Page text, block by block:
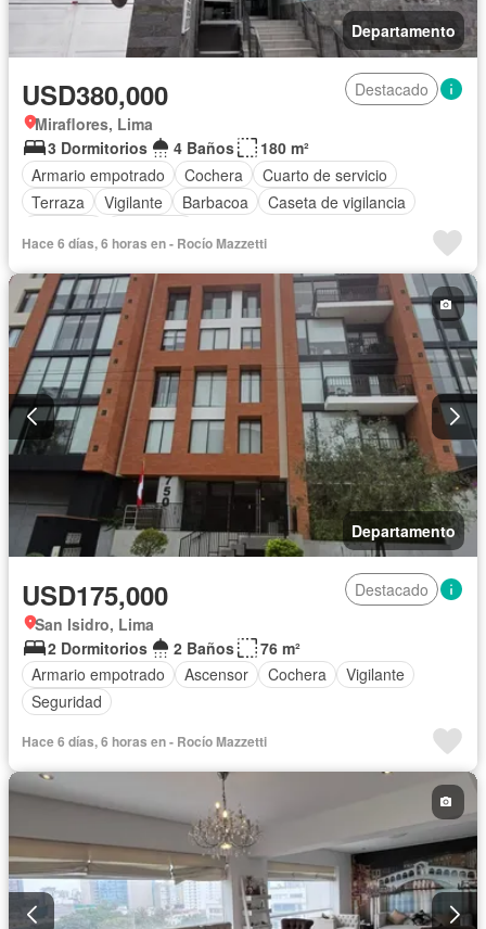
Departamento
USD380,000
Destacado
Miraflores, Lima
3 Dormitorios
4 Baños
180 m²
Armario empotrado
Cochera
Cuarto de servicio
Terraza
Vigilante Barbacoa
Caseta de vigilancia
Hace 6 días, 6 horas en - Rocío Mazzetti
Departamento
USD175,000
Destacado
San Isidro, Lima
2 Dormitorios
2 Baños
76 m²
Armario empotrado
Ascensor Cochera
Vigilante
Seguridad
Hace 6 días, 6 horas en - Rocío Mazzetti